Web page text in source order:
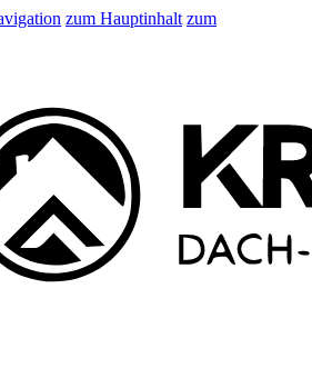
zum Hauptinhalt zum